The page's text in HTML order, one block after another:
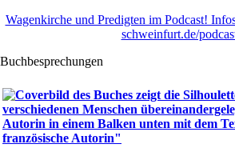
Wagenkirche und Predigten im Podcast!
schweinfurt.de/
Buchbesprechungen